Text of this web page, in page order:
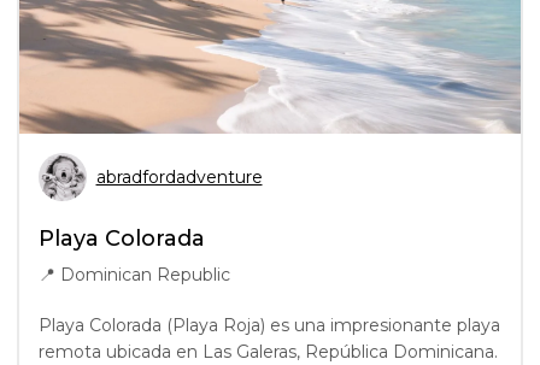
abradfordadventure
Playa Colorada
📍 Dominican Republic
Playa Colorada (Playa Roja) es una impresionante playa
remota ubicada en Las Galeras, República Dominicana.